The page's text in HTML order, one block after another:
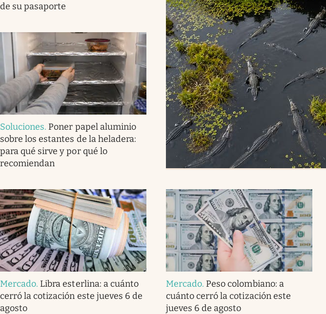
de su pasaporte
Soluciones. Poner papel aluminio
sobre los estantes de la heladera:
para qué sirve y por qué lo
recomiendan
Mercado. Libra esterlina: a cuánto
cerró la cotización este jueves 6 de
agosto
Mercado. Peso colombiano: a
cuánto cerró la cotización este
jueves 6 de agosto